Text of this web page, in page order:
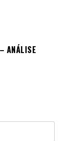
ANÁLISE